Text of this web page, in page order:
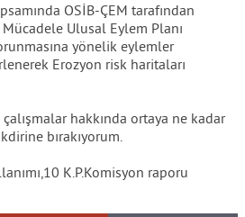
OSİB-ÇEM tarafından
Ulusal Eylem Planı
yönelik eylemler
Erozyon risk haritaları
hakkında ortaya ne kadar
bırakıyorum.
K.P.Komisyon raporu